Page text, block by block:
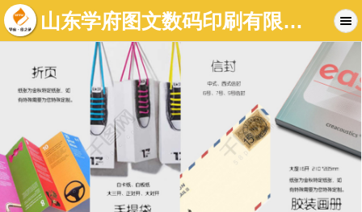
山东学府图文数码印刷有限公司-济南图文店|济南标书制作|济南数码快印-济南学府图文快印有限公司